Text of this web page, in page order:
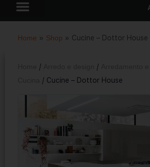
Home » Shop » Cucine – Dottor House
/ /
/ Cucine – Dottor House